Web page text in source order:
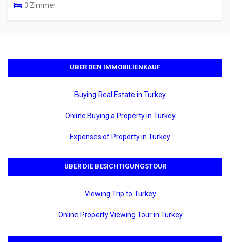
3 Zimmer
ÜBER DEN IMMOBILIENKAUF
Buying Real Estate in Turkey
Online Buying a Property in Turkey
Expenses of Property in Turkey
ÜBER DIE BESICHTIGUNGSTOUR
Viewing Trip to Turkey
Online Property Viewing Tour in Turkey